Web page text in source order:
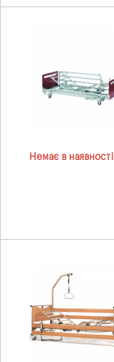
Немає в наявності